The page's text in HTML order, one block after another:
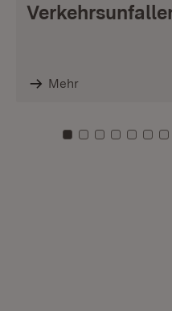
Mehr
Zu Kachel: 0
Zu Kachel: 1
ZuZuZuZu